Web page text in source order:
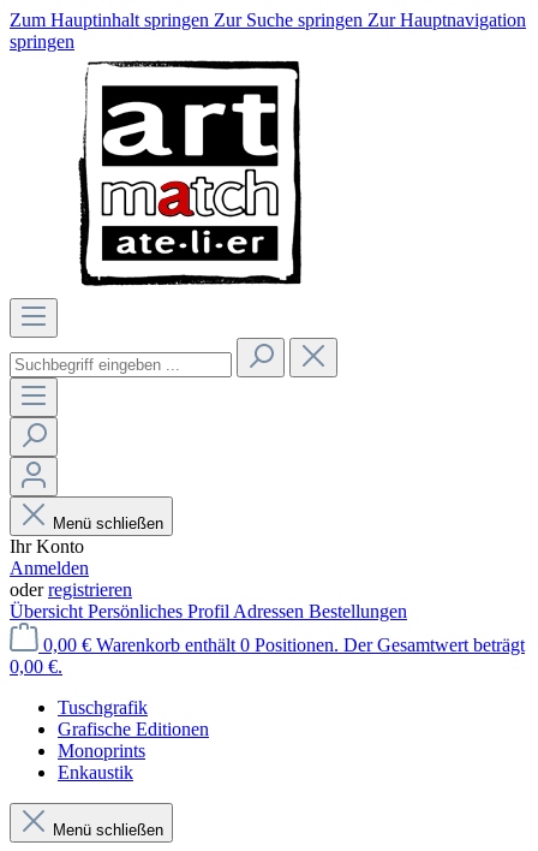
Zum Hauptinhalt springen Zur Suche springen Zur Hauptnavigation
springen
Menü schließen
Ihr Konto
Anmelden
oderregistrieren
Übersicht Persönliches Profil Adressen Bestellungen
0,00 € Warenkorb enthält 0 Positionen. Der Gesamtwert beträgt
0,00 €.
Tuschgrafik
Grafische Editionen
Monoprints
Enkaustik
Menü schließen